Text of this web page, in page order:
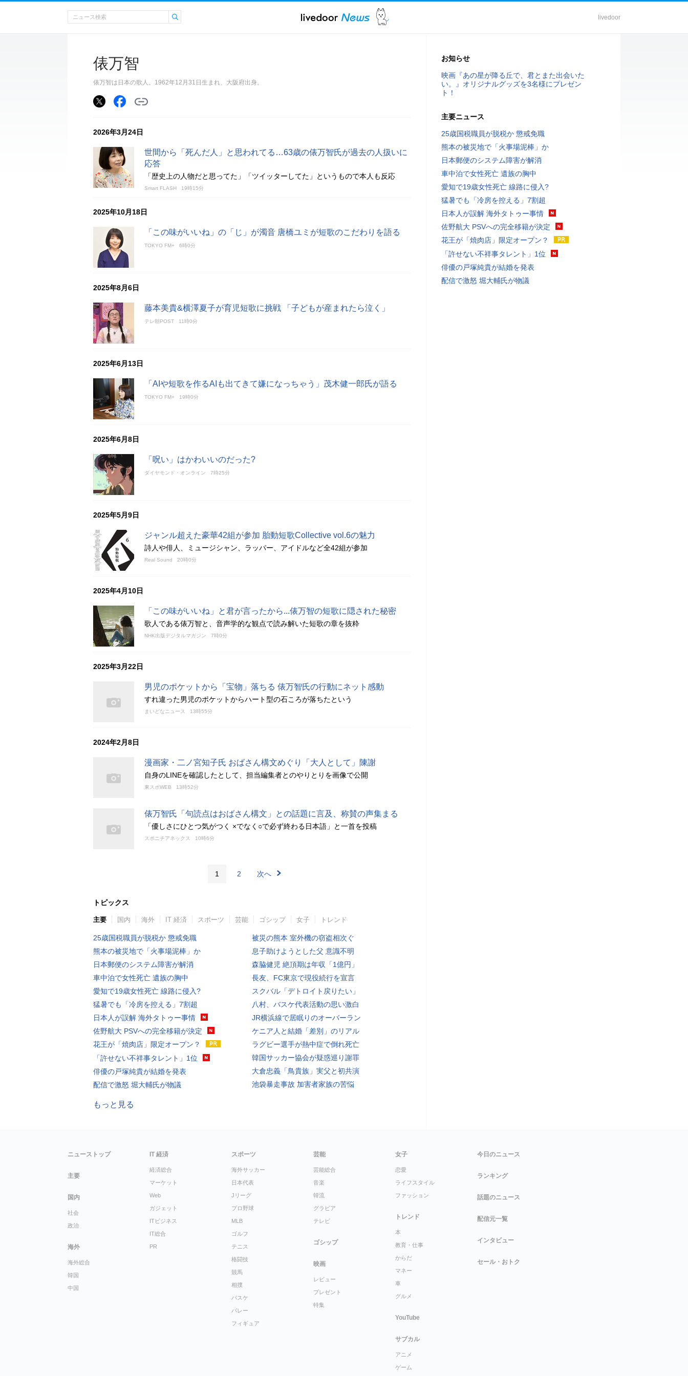
livedoor
俵万智
俵万智は日本の歌人。1962年12月31日生まれ、大阪府出身。
2026年3月24日
世間から「死んだ人」と思われてる…63歳の俵万智氏が過去の人扱いに
応答
「歴史上の人物だと思ってた」「ツイッターしてた」というもので本人も反応
Smart FLASH 19時15分
2025年10月18日
「この味がいいね」の「じ」が濁音 唐橋ユミが短歌のこだわりを語る
TOKYO FM+ 6時0分
2025年8月6日
藤本美貴&横澤夏子が育児短歌に挑戦 「子どもが産まれたら泣く」
テレ朝POST 11時0分
2025年6月13日
「AIや短歌を作るAIも出てきて嫌になっちゃう」茂木健一郎氏が語る
TOKYO FM+ 19時0分
2025年6月8日
「呪い」はかわいいのだった?
ダイヤモンド・オンライン 7時25分
2025年5月9日
ジャンル超えた豪華42組が参加 胎動短歌Collective vol.6の魅力
詩人や俳人、ミュージシャン、ラッパー、アイドルなど全42組が参加
Real Sound 20時0分
2025年4月10日
「この味がいいね」と君が言ったから...俵万智の短歌に隠された秘密
歌人である俵万智と、音声学的な観点で読み解いた短歌の章を抜粋
NHK出版デジタルマガジン 7時0分
2025年3月22日
男児のポケットから「宝物」落ちる 俵万智氏の行動にネット感動
すれ違った男児のポケットからハート型の石ころが落ちたという
まいどなニュース 13時55分
2024年2月8日
漫画家・二ノ宮知子氏 おばさん構文めぐり「大人として」陳謝
自身のLINEを確認したとして、担当編集者とのやりとりを画像で公開
東スポWEB 13時52分
俵万智氏「句読点はおばさん構文」との話題に言及、称賛の声集まる
「優しさにひとつ気がつく ×でなく○で必ず終わる日本語」と一首を投稿
スポニチアネックス 10時6分
1 2 次へ
トピックス
主要 国内 海外 IT 経済 スポーツ 芸能 ゴシップ 女子 トレンド
25歳国税職員が脱税か 懲戒免職
熊本の被災地で「火事場泥棒」か
日本郵便のシステム障害が解消
車中泊で女性死亡 遺族の胸中
愛知で19歳女性死亡 線路に侵入?
猛暑でも「冷房を控える」7割超
日本人が誤解 海外タトゥー事情
佐野航大 PSVへの完全移籍が決定
花王が「焼肉店」限定オープン？
「許せない不祥事タレント」1位
俳優の戸塚純貴が結婚を発表
配信で激怒 堀大輔氏が物議
被災の熊本 室外機の窃盗相次ぐ
息子助けようとした父 意識不明
森脇健児 絶頂期は年収「1億円」
長友、FC東京で現役続行を宣言
スクバル「デトロイト戻りたい」
八村、バスケ代表活動の思い激白
JR横浜線で居眠りのオーバーラン
ケニア人と結婚「差別」のリアル
ラグビー選手が熱中症で倒れ死亡
韓国サッカー協会が疑惑巡り謝罪
大倉忠義「鳥貴族」実父と初共演
池袋暴走事故 加害者家族の苦悩
もっと見る
お知らせ
映画『あの星が降る丘で、君とまた出会いた
い。』オリジナルグッズを3名様にプレゼン
ト！
主要ニュース
25歳国税職員が脱税か 懲戒免職
熊本の被災地で「火事場泥棒」か
日本郵便のシステム障害が解消
車中泊で女性死亡 遺族の胸中
愛知で19歳女性死亡 線路に侵入?
猛暑でも「冷房を控える」7割超
日本人が誤解 海外タトゥー事情
佐野航大 PSVへの完全移籍が決定
花王が「焼肉店」限定オープン？
「許せない不祥事タレント」1位
俳優の戸塚純貴が結婚を発表
配信で激怒 堀大輔氏が物議
ニューストップ
主要
国内
社会
政治
海外
海外総合
韓国
中国
IT 経済
経済総合
マーケット
Web
ガジェット
ITビジネス
IT総合
PR
スポーツ
海外サッカー
日本代表
Jリーグ
プロ野球
MLB
ゴルフ
テニス
格闘技
競馬
相撲
バスケ
バレー
フィギュア
芸能
芸能総合
音楽
韓流
グラビア
テレビ
ゴシップ
映画
レビュー
プレゼント
特集
女子
恋愛
ライフスタイル
ファッション
トレンド
本
教育・仕事
からだ
マネー
車
グルメ
YouTube
サブカル
アニメ
ゲーム
今日のニュース
ランキング
話題のニュース
配信元一覧
インタビュー
セール・おトク